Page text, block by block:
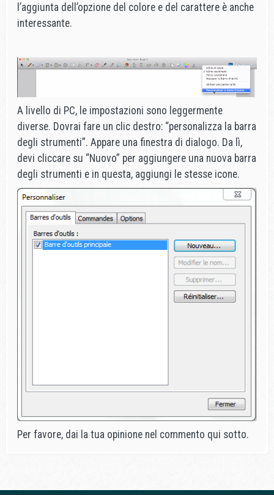
l’aggiunta dell’opzione del colore e del carattere è anche
interessante.
A livello di PC, le impostazioni sono leggermente
diverse. Dovrai fare un clic destro: “personalizza la barra
degli strumenti”. Appare una finestra di dialogo. Da lì,
devi cliccare su “Nuovo” per aggiungere una nuova barra
degli strumenti e in questa, aggiungi le stesse icone.
Per favore, dai la tua opinione nel commento qui sotto.